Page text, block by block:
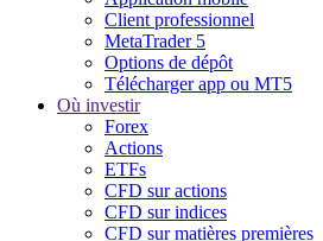
Client professionnel
MetaTrader 5
Options de dépôt
Télécharger app ou MT5
Où investir
Forex
Actions
ETFs
CFD sur actions
CFD sur indices
CFD sur matières premières